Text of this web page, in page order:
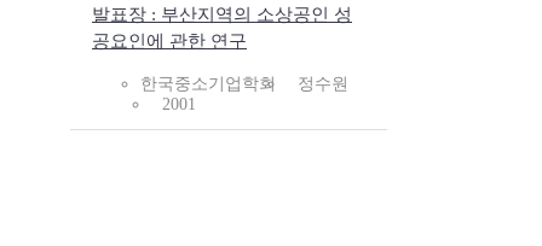
발표장 : 부산지역의 소상공인 성
공요인에 관한 연구
한국중소기업학회
정수원
2001